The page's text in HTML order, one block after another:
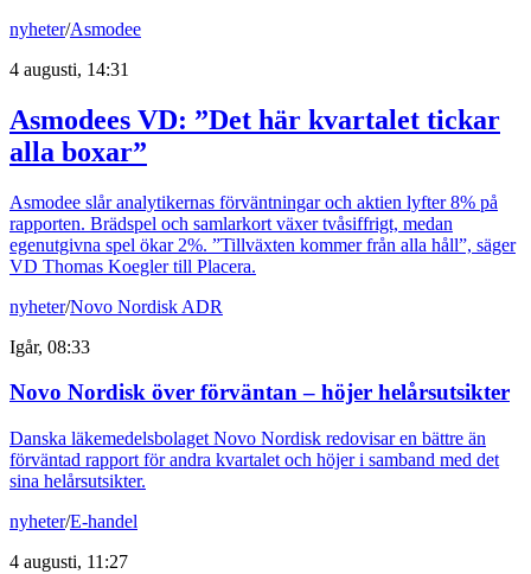
nyheter/Asmodee
4 augusti, 14:31
Asmodees VD: ”Det här kvartalet tickar
alla boxar”
Asmodee slår analytikernas förväntningar och aktien lyfter 8% på
rapporten. Brädspel och samlarkort växer tvåsiffrigt, medan
egenutgivna spel ökar 2%. ”Tillväxten kommer från alla håll”, säger
VD Thomas Koegler till Placera.
nyheter/Novo Nordisk ADR
Igår, 08:33
Novo Nordisk över förväntan – höjer helårsutsikter
Danska läkemedelsbolaget Novo Nordisk redovisar en bättre än
förväntad rapport för andra kvartalet och höjer i samband med det
sina helårsutsikter.
nyheter/E-handel
4 augusti, 11:27